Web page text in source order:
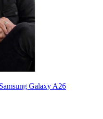
Galaxy A26